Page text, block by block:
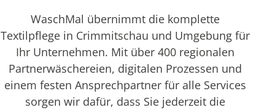
WaschMal übernimmt die komplette
Textilpflege in Crimmitschau und Umgebung für
Ihr Unternehmen. Mit über 400 regionalen
Partnerwäschereien, digitalen Prozessen und
einem festen Ansprechpartner für alle Services
sorgen wir dafür, dass Sie jederzeit die